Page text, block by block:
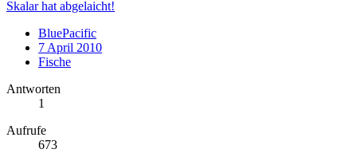
Skalar hat abgelaicht!
BluePacific
7 April 2010
Fische
Antworten
1
Aufrufe
673